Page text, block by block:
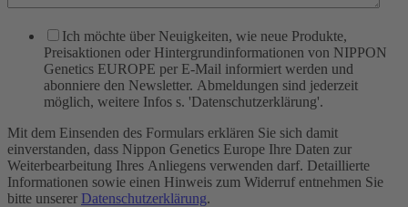
Ich möchte über Neuigkeiten, wie neue Produkte,
Preisaktionen oder Hintergrundinformationen von NIPPON
Genetics EUROPE per E-Mail informiert werden und
abonniere den Newsletter. Abmeldungen sind jederzeit
möglich, weitere Infos s. 'Datenschutzerklärung'.
Mit dem Einsenden des Formulars erklären Sie sich damit
einverstanden, dass Nippon Genetics Europe Ihre Daten zur
Weiterbearbeitung Ihres Anliegens verwenden darf. Detaillierte
Informationen sowie einen Hinweis zum Widerruf entnehmen Sie
bitte unserer Datenschutzerklärung.